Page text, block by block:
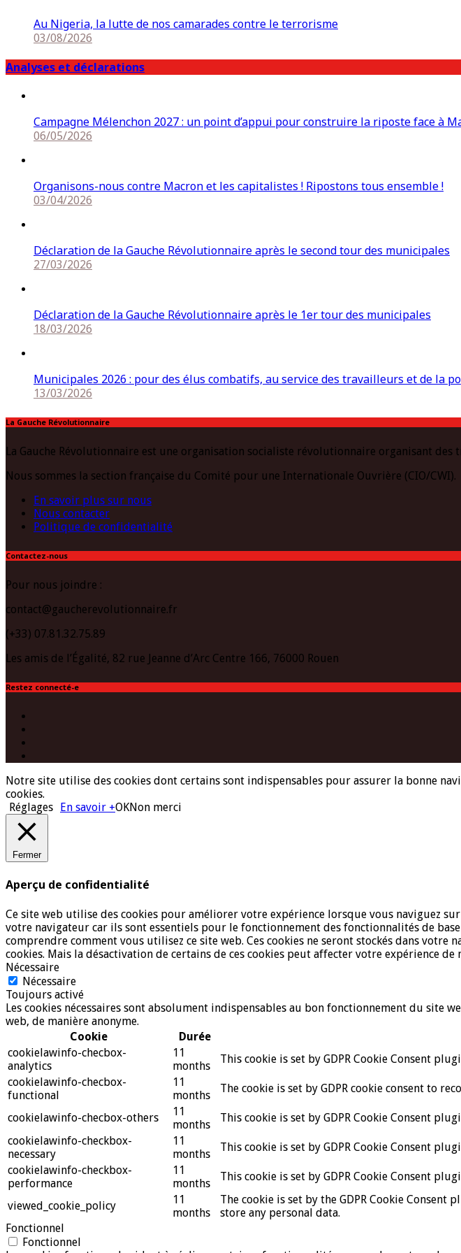
Au Nigeria, la lutte de nos camarades contre le terrorisme
03/08/2026
Analyses et déclarations
Campagne Mélenchon 2027 : un point d’appui pour construire la riposte face à
06/05/2026
Organisons-nous contre Macron et les capitalistes ! Ripostons tous ensemble !
03/04/2026
Déclaration de la Gauche Révolutionnaire après le second tour des municipales
27/03/2026
Déclaration de la Gauche Révolutionnaire après le 1er tour des municipales
18/03/2026
Municipales 2026 : pour des élus combatifs, au service des travailleurs et de la
13/03/2026
La Gauche Révolutionnaire
La Gauche Révolutionnaire est une organisation socialiste révolutionnaire organisant des
Nous sommes la section française du Comité pour une Internationale Ouvrière (CIO/CWI).
En savoir plus sur nous
Nous contacter
Politique de confidentialité
Contactez-nous
Pour nous joindre :
contact@gaucherevolutionnaire.fr
(+33) 07.81.32.75.89
Les amis de l’Égalité, 82 rue Jeanne d’Arc Centre 166, 76000 Rouen
Restez connecté-e
Notre site utilise des cookies dont certains sont indispensables pour assurer la bonne
cookies.
Réglages
En savoir +OKNon merci
Fermer
Aperçu de confidentialité
Ce site web utilise des cookies pour améliorer votre expérience lorsque vous naviguez
votre navigateur car ils sont essentiels pour le fonctionnement des fonctionnalités de
comprendre comment vous utilisez ce site web. Ces cookies ne seront stockés dans
cookies. Mais la désactivation de certains de ces cookies peut affecter votre expérience de
Nécessaire
Nécessaire
Toujours activé
Les cookies nécessaires sont absolument indispensables au bon fonctionnement du site
web, de manière anonyme.
Cookie
Durée
cookielawinfo-checbox-
analytics
11
months
This cookie is set by GDPR Cookie Consent
cookielawinfo-checbox-
functional
11
months
The cookie is set by GDPR cookie consent to
cookielawinfo-checbox-others
11
months
This cookie is set by GDPR Cookie Consent
cookielawinfo-checkbox-
necessary
11
months
This cookie is set by GDPR Cookie Consent
cookielawinfo-checkbox-
performance
11
months
This cookie is set by GDPR Cookie Consent
viewed_cookie_policy
11
months
The cookie is set by the GDPR Cookie
store any personal data.
Fonctionnel
Fonctionnel